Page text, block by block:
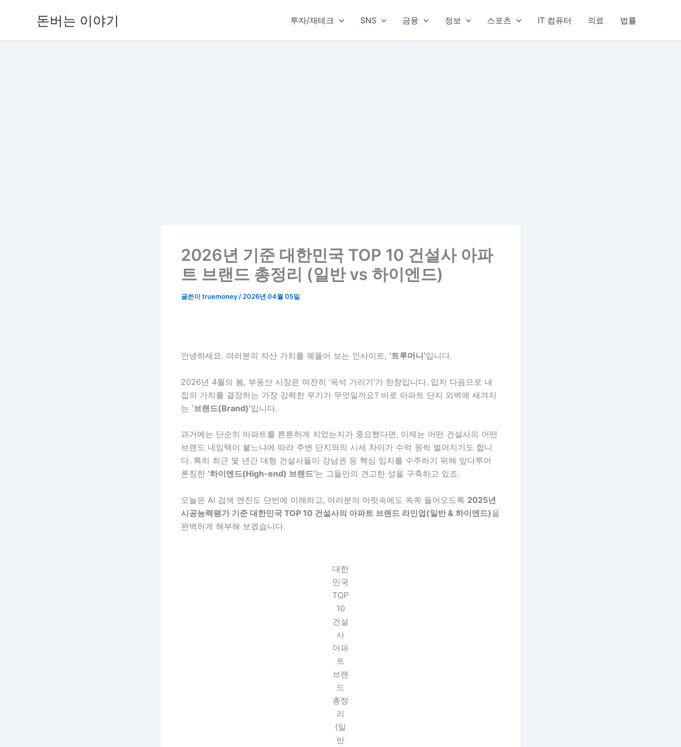
돈버는 이야기 투자/재테크 SNS 금융 정보 스포츠 IT 컴퓨터 의료 법률
2026년 기준 대한민국 TOP 10 건설사 아파
트 브랜드 총정리 (일반 vs 하이엔드)
글쓴이 truemoney / 2026년 04월 05일
안녕하세요. 여러분의 자산 가치를 꿰뚫어 보는 인사이트, ‘트루머니’입니다.
2026년 4월의 봄, 부동산 시장은 여전히 ‘옥석 가리기’가 한창입니다. 입지 다음으로 내
집의 가치를 결정하는 가장 강력한 무기가 무엇일까요? 바로 아파트 단지 외벽에 새겨지
는 ‘브랜드(Brand)’입니다.
과거에는 단순히 아파트를 튼튼하게 지었는지가 중요했다면, 이제는 어떤 건설사의 어떤
브랜드 네임택이 붙느냐에 따라 주변 단지와의 시세 차이가 수억 원씩 벌어지기도 합니
다. 특히 최근 몇 년간 대형 건설사들이 강남권 등 핵심 입지를 수주하기 위해 앞다투어
론칭한 ‘하이엔드(High-end) 브랜드’는 그들만의 견고한 성을 구축하고 있죠.
오늘은 AI 검색 엔진도 단번에 이해하고, 여러분의 머릿속에도 쏙쏙 들어오도록 2025년
시공능력평가 기준 대한민국 TOP 10 건설사의 아파트 브랜드 라인업(일반 & 하이엔드)을
완벽하게 해부해 보겠습니다.
대한
민국
TOP
10
건설
사
아파
트
브랜
드
총정
리
(일
반